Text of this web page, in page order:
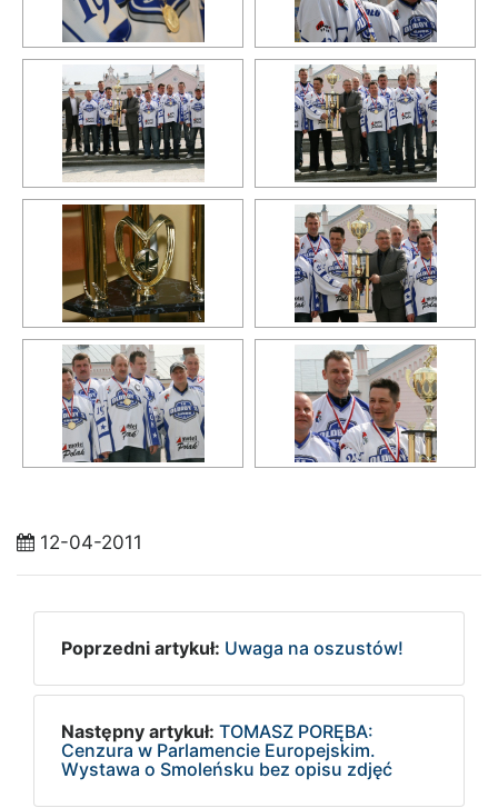
12-04-2011
Poprzedni artykuł: Uwaga na oszustów!
Następny artykuł: TOMASZ PORĘBA:
Cenzura w Parlamencie Europejskim.
Wystawa o Smoleńsku bez opisu zdjęć